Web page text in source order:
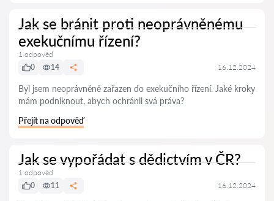
Jak se bránit proti neoprávněnému
exekučnímu řízení?
1 odpověď
0
14 16.12.2024
Byl jsem neoprávněně zařazen do exekučního řízení. Jaké kroky
mám podniknout, abych ochránil svá práva?
Přejít na odpověď
Jak se vypořádat s dědictvím v ČR?
1 odpověď
0
11 16.12.2024